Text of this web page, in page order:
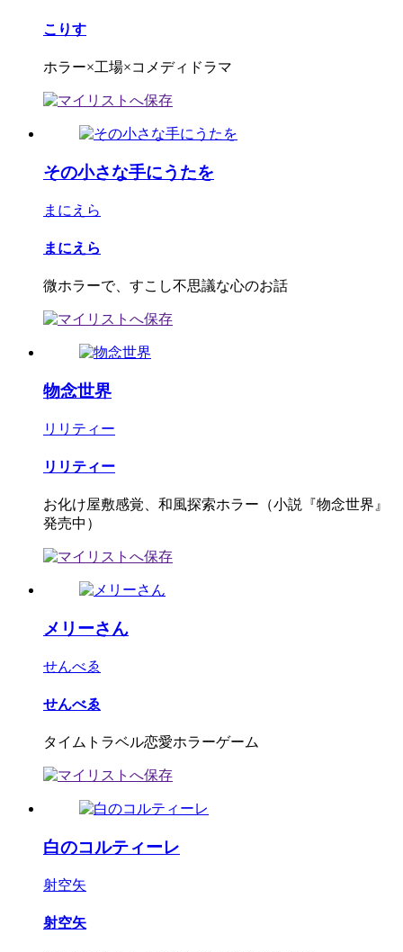
こりす
ホラー×工場×コメディドラマ
その小さな手にうたを
まにえら
まにえら
微ホラーで、すこし不思議な心のお話
物念世界
リリティー
リリティー
お化け屋敷感覚、和風探索ホラー（小説『物念世界』
発売中）
メリーさん
せんべゑ
せんべゑ
タイムトラベル恋愛ホラーゲーム
白のコルティーレ
射空矢
射空矢